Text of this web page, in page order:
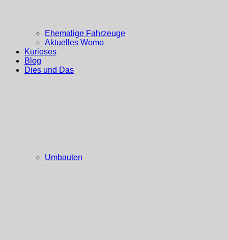
Ehemalige Fahrzeuge
Aktuelles Womo
Kurioses
Blog
Dies und Das
Umbauten